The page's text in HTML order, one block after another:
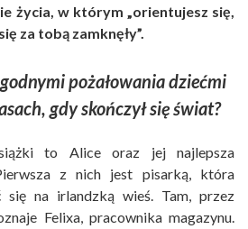
życia, w którym „orientujesz się,
za tobą zamknęły”.
pożałowania dziećmi
gdy skończył się świat?
to Alice oraz jej najlepsza
z nich jest pisarką, która
się na irlandzką wieś. Tam, przez
Felixa, pracownika magazynu.